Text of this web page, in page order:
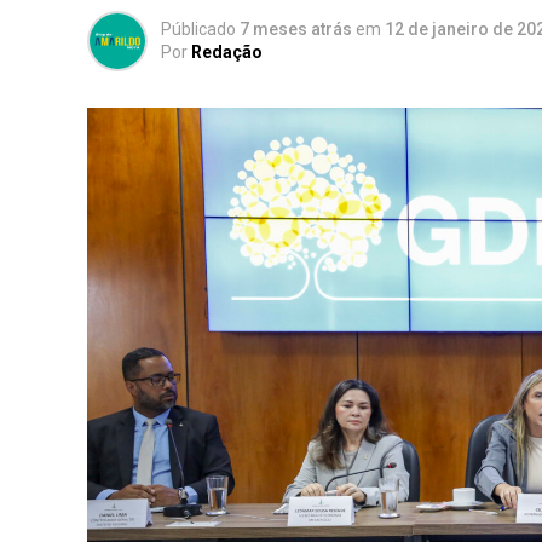
Públicado 7 meses atrás em 12 de janeiro de
Por Redação